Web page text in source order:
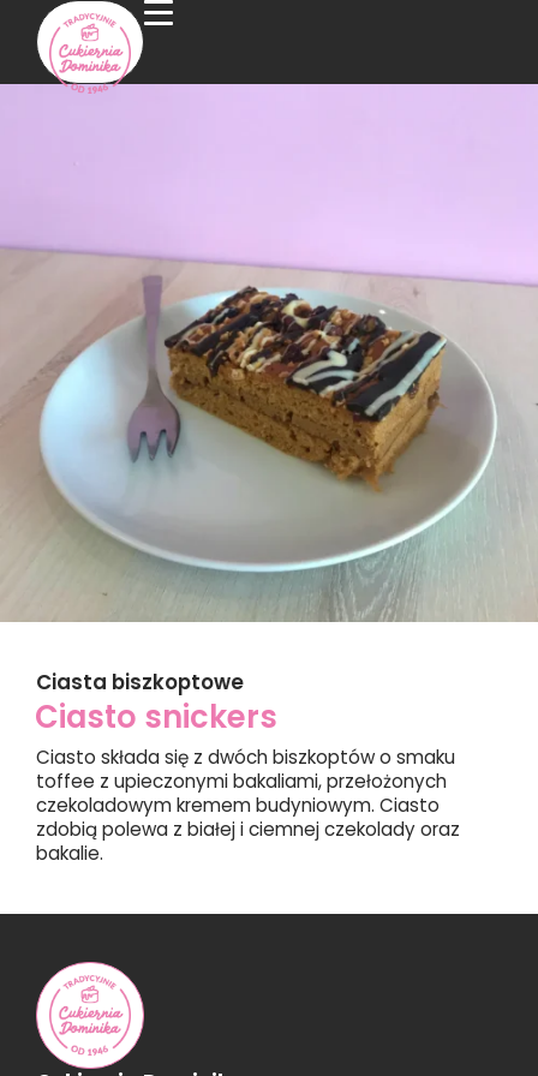
Ciasta biszkoptowe
Ciasto snickers
Ciasto składa się z dwóch biszkoptów o smaku
toffee z upieczonymi bakaliami, przełożonych
czekoladowym kremem budyniowym. Ciasto
zdobią polewa z białej i ciemnej czekolady oraz
bakalie.